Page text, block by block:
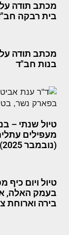
מכתב תודה
בית רבקה
מכתב תודה
בנות חב"ד
טיול שנתי –
מעפילים
(נובמבר 2025)
טיול ויום
בירה וארוחת